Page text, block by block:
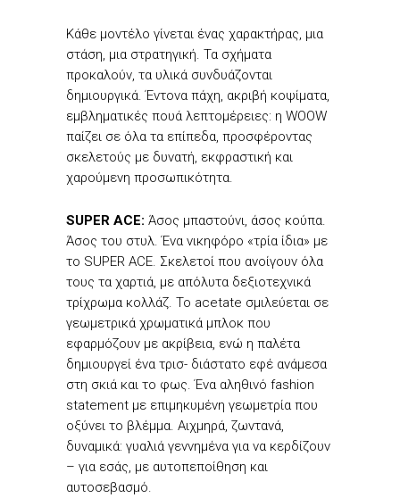
Κάθε μοντέλο γίνεται ένας χαρακτήρας, μια
στάση, μια στρατηγική. Τα σχήματα
προκαλούν, τα υλικά συνδυάζονται
δημιουργικά. Έντονα πάχη, ακριβή κοψίματα,
εμβληματικές πουά λεπτομέρειες: η WOOW
παίζει σε όλα τα επίπεδα, προσφέροντας
σκελετούς με δυνατή, εκφραστική και
χαρούμενη προσωπικότητα.
SUPER ACE: Άσος μπαστούνι, άσος κούπα.
Άσος του στυλ. Ένα νικηφόρο «τρία ίδια» με
το SUPER ACE. Σκελετοί που ανοίγουν όλα
τους τα χαρτιά, με απόλυτα δεξιοτεχνικά
τρίχρωμα κολλάζ. Το acetate σμιλεύεται σε
γεωμετρικά χρωματικά μπλοκ που
εφαρμόζουν με ακρίβεια, ενώ η παλέτα
δημιουργεί ένα τρισ- διάστατο εφέ ανάμεσα
στη σκιά και το φως. Ένα αληθινό fashion
statement με επιμηκυμένη γεωμετρία που
οξύνει το βλέμμα. Αιχμηρά, ζωντανά,
δυναμικά: γυαλιά γεννημένα για να κερδίζουν
– για εσάς, με αυτοπεποίθηση και
αυτοσεβασμό.